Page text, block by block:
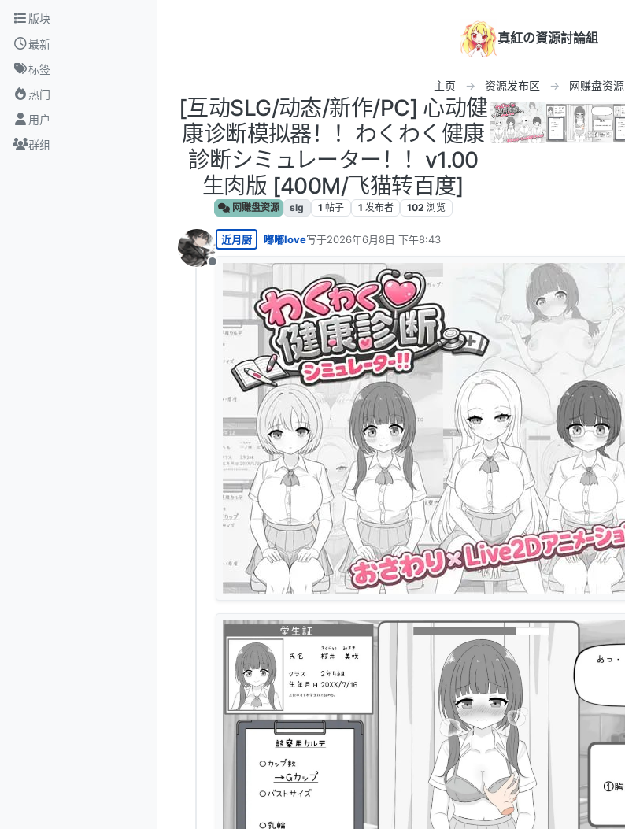
跳转至内容
版块
最新
标签
热门
用户
群组
真紅の資源討論組
主页 资源发布区 网赚盘资源
[互动SLG/动态/新作/PC] 心动健
康诊断模拟器！！わくわく健康
診断シミュレーター！！v1.00
生肉版 [400M/飞猫转百度]
网赚盘资源 slg 1 帖子 1 发布者 102 浏览
离线
近月厨 嘟嘟love写于2026年6月8日 下午8:43
最后由 编辑